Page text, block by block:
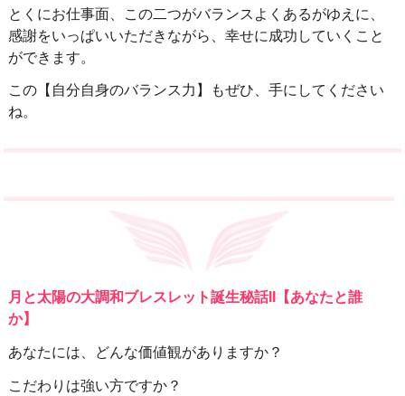
とくにお仕事面、この二つがバランスよくあるがゆえに、
感謝をいっぱいいただきながら、幸せに成功 していくこと
ができます。
この【自分自身のバランス力】もぜひ、手にしてください
ね。
月と太陽の大調和ブレスレット誕生秘話II【あなたと誰
か】
あなたには、どんな価値観がありますか？
こだわりは強い方ですか？